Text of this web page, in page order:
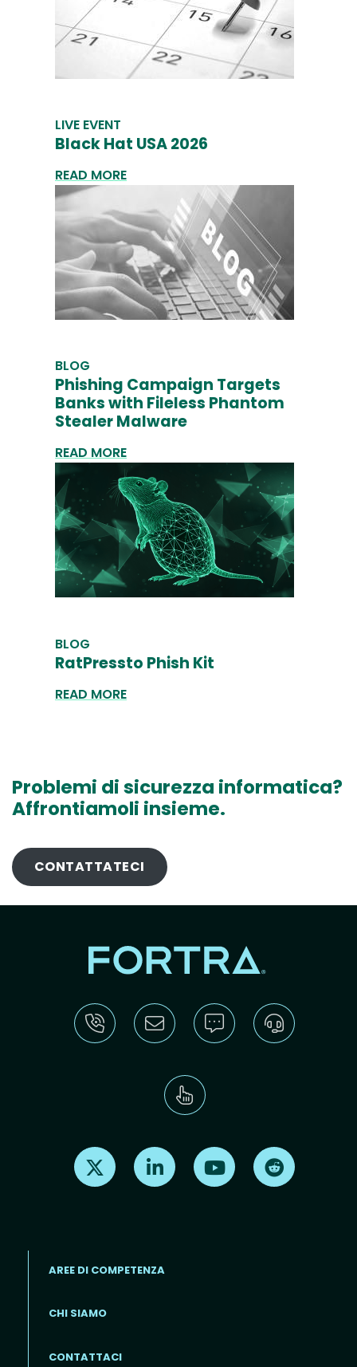
LIVE EVENT
Black Hat USA 2026
READ MORE
BLOG
Phishing Campaign Targets
Banks with Fileless Phantom
Stealer Malware
READ MORE
BLOG
RatPressto Phish Kit
READ MORE
Problemi di sicurezza informatica?
Affrontiamoli insieme.
CONTATTATECI
Find us on X Find us on LinkedInFind us on Youtube
AREE DI COMPETENZA
CHI SIAMO
CONTATTACI